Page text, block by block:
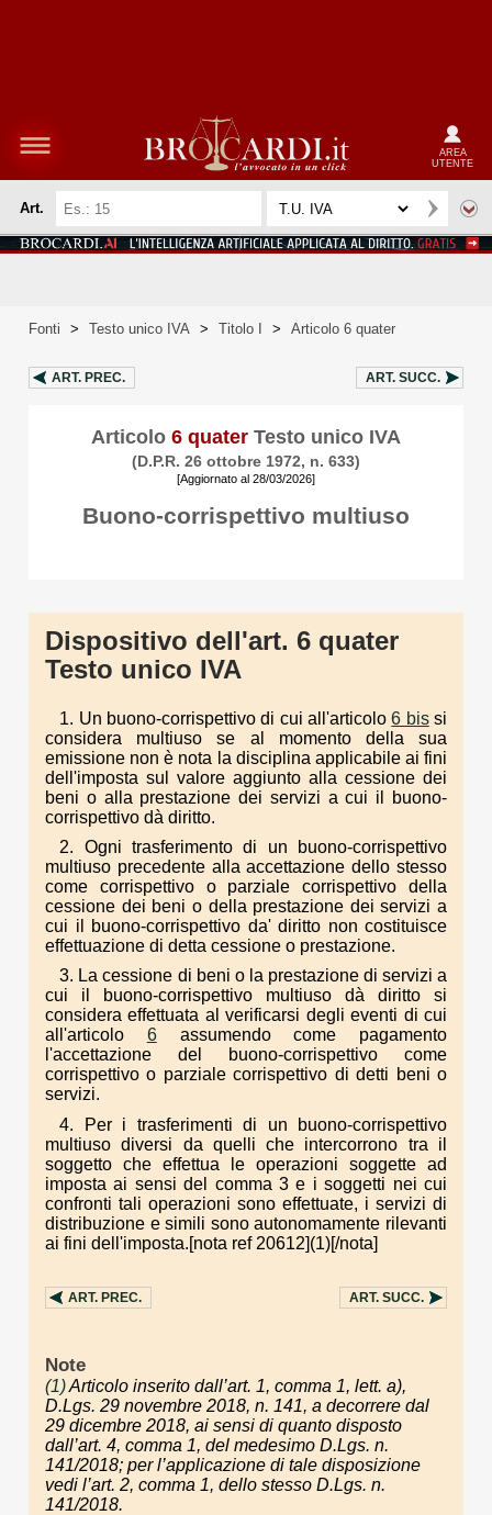
AREA
UTENTE
Art.
Fonti > Testo unico IVA > Titolo I > Articolo 6 quater
ART. PREC. ART. SUCC.
Articolo 6 quater Testo unico IVA
(D.P.R. 26 ottobre 1972, n. 633)
[Aggiornato al 28/03/2026]
Buono-corrispettivo multiuso
Dispositivo dell'art. 6 quater
Testo unico IVA
1. Un buono-corrispettivo di cui all'articolo6 bissi
considera multiuso se al momento della sua
emissione non è nota la disciplina applicabile ai fini
dell'imposta sul valore aggiunto alla cessione dei
beni o alla prestazione dei servizi a cui il buono-
corrispettivo dà diritto.
2. Ogni trasferimento di un buono-corrispettivo
multiuso precedente alla accettazione dello stesso
come corrispettivo o parziale corrispettivo della
cessione dei beni o della prestazione dei servizi a
cui il buono-corrispettivo da' diritto non costituisce
effettuazione di detta cessione o prestazione.
3. La cessione di beni o la prestazione di servizi a
cui il buono-corrispettivo multiuso dà diritto si
considera effettuata al verificarsi degli eventi di cui
all'articolo 6assumendo come pagamento
l'accettazione del buono-corrispettivo come
corrispettivo o parziale corrispettivo di detti beni o
servizi.
4. Per i trasferimenti di un buono-corrispettivo
multiuso diversi da quelli che intercorrono tra il
soggetto che effettua le operazioni soggette ad
imposta ai sensi del comma 3 e i soggetti nei cui
confronti tali operazioni sono effettuate, i servizi di
distribuzione e simili sono autonomamente rilevanti
ai fini dell'imposta.[nota ref 20612](1)[/nota]
ART. PREC. ART. SUCC.
Note
(1)Articolo inserito dall’art. 1, comma 1, lett. a),
D.Lgs. 29 novembre 2018, n. 141, a decorrere dal
29 dicembre 2018, ai sensi di quanto disposto
dall’art. 4, comma 1, del medesimo D.Lgs. n.
141/2018; per l’applicazione di tale disposizione
vedi l’art. 2, comma 1, dello stesso D.Lgs. n.
141/2018.